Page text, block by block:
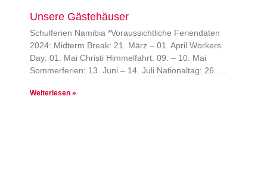
Unsere Gästehäuser
Schulferien Namibia *Voraussichtliche Feriendaten
2024: Midterm Break: 21. März – 01. April Workers
Day: 01. Mai Christi Himmelfahrt: 09. – 10. Mai
Sommerferien: 13. Juni – 14. Juli Nationaltag: 26.
Weiterlesen »